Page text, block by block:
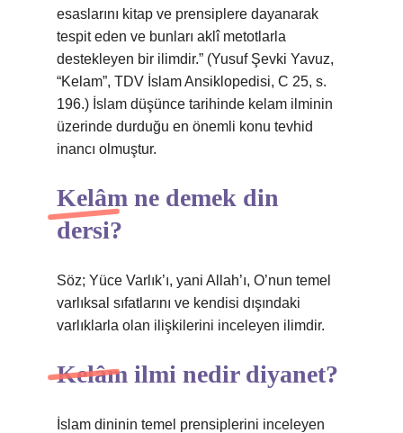
esaslarını kitap ve prensiplere dayanarak
tespit eden ve bunları aklî metotlarla
destekleyen bir ilimdir.” (Yusuf Şevki Yavuz,
“Kelam”, TDV İslam Ansiklopedisi, C 25, s.
196.) İslam düşünce tarihinde kelam ilminin
üzerinde durduğu en önemli konu tevhid
inancı olmuştur.
Kelâm ne demek din
dersi?
Söz; Yüce Varlık’ı, yani Allah’ı, O’nun temel
varlıksal sıfatlarını ve kendisi dışındaki
varlıklarla olan ilişkilerini inceleyen ilimdir.
Kelâm ilmi nedir diyanet?
İslam dininin temel prensiplerini inceleyen